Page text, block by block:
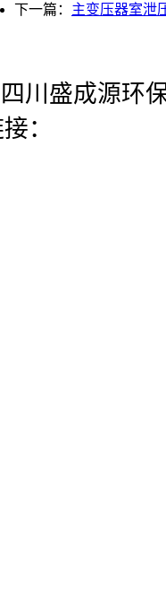
下一篇： 主变压器室泄
川盛成源环
：